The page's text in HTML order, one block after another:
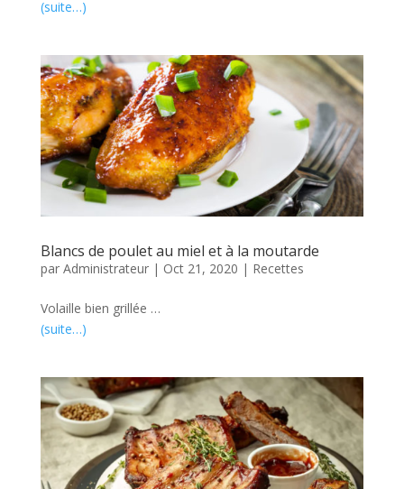
(suite…)
Blancs de poulet au miel et à la moutarde
par Administrateur| Oct 21, 2020 | Recettes
Volaille bien grillée …
(suite…)